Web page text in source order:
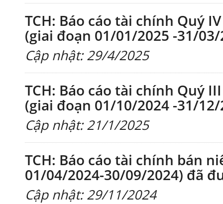
TCH: Báo cáo tài chính Quý
(giai đoạn 01/01/2025 -31/03/
Cập nhật: 29/4/2025
TCH: Báo cáo tài chính Quý
(giai đoạn 01/10/2024 -31/12/
Cập nhật: 21/1/2025
TCH: Báo cáo tài chính bán
01/04/2024-30/09/2024) đã
Cập nhật: 29/11/2024